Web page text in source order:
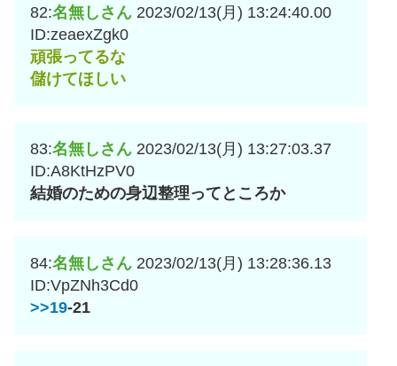
82:名無しさん 2023/02/13(月) 13:24:40.00
ID:zeaexZgk0
頑張ってるな
儲けてほしい
83:名無しさん 2023/02/13(月) 13:27:03.37
ID:A8KtHzPV0
結婚のための身辺整理ってところか
84:名無しさん 2023/02/13(月) 13:28:36.13
ID:VpZNh3Cd0
>>19-21